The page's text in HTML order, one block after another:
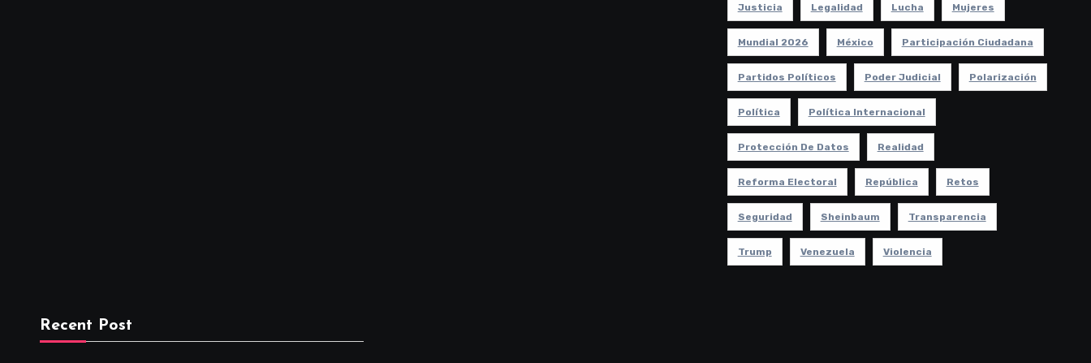
Justicia Legalidad Lucha Mujeres
Mundial 2026 México Participación Ciudadana
Partidos Políticos Poder Judicial Polarización
Política Política Internacional
Protección De Datos Realidad
Reforma Electoral República Retos
Seguridad Sheinbaum Transparencia
Trump Venezuela Violencia
Recent Post